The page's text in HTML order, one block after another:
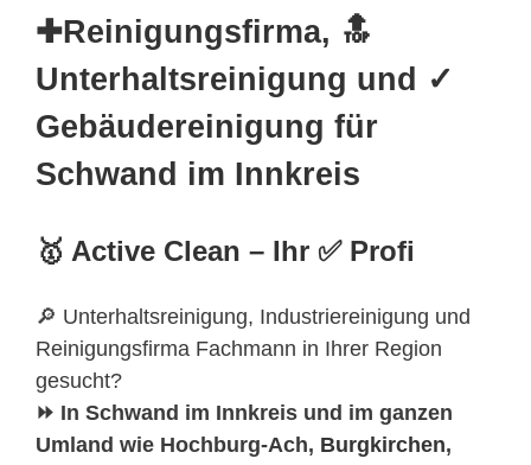
✚Reinigungsfirma, 🔝
Unterhaltsreinigung und ✓
Gebäudereinigung für
Schwand im Innkreis
🥇 Active Clean – Ihr ✅ Profi
🔎 Unterhaltsreinigung, Industriereinigung und
Reinigungsfirma Fachmann in Ihrer Region
gesucht?
⏩ In Schwand im Innkreis und im ganzen
Umland wie Hochburg-Ach, Burgkirchen,